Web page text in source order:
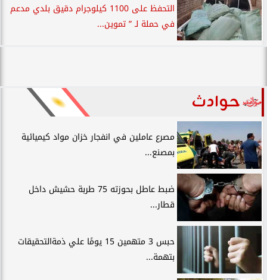
التحفظ على 1100 كيلوجرام دقيق بلدي مدعم
في حملة لـ ” تموين...
حوادث
مصرع عاملين في انفجار خزان مواد كيميائية
بمصنع...
ضبط عاطل بحوزته 75 طربة حشيش داخل
قطار...
حبس 3 متهمين 15 يومًا علي ذمةالتحقيقات
بتهمة...